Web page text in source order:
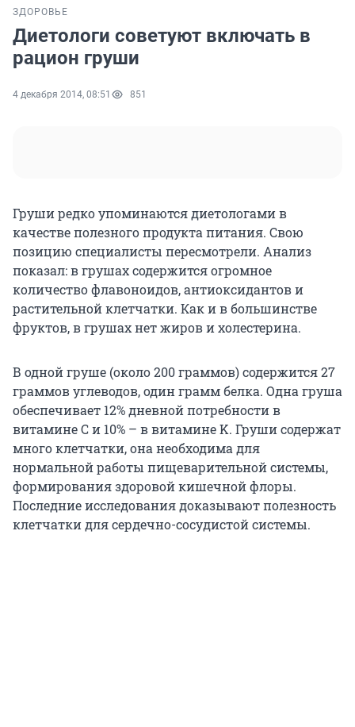
ЗДОРОВЬЕ
Диетологи советуют включать в
рацион груши
4 декабря 2014, 08:51 851
Груши редко упоминаются диетологами в
качестве полезного продукта питания. Свою
позицию специалисты пересмотрели. Анализ
показал: в грушах содержится огромное
количество флавоноидов, антиоксидантов и
растительной клетчатки. Как и в большинстве
фруктов, в грушах нет жиров и холестерина.
В одной груше (около 200 граммов) содержится 27
граммов углеводов, один грамм белка. Одна груша
обеспечивает 12% дневной потребности в
витамине C и 10% – в витамине K. Груши содержат
много клетчатки, она необходима для
нормальной работы пищеварительной системы,
формирования здоровой кишечной флоры.
Последние исследования доказывают полезность
клетчатки для сердечно-сосудистой системы.